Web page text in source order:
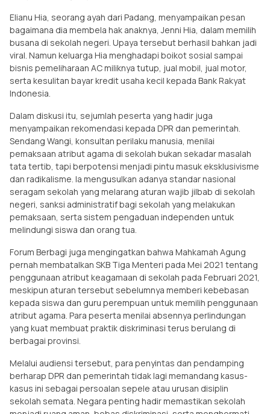
Elianu Hia, seorang ayah dari Padang, menyampaikan pesan
bagaimana dia membela hak anaknya, Jenni Hia, dalam memilih
busana di sekolah negeri. Upaya tersebut berhasil bahkan jadi
viral. Namun keluarga Hia menghadapi boikot sosial sampai
bisnis pemeliharaan AC miliknya tutup, jual mobil, jual motor,
serta kesulitan bayar kredit usaha kecil kepada Bank Rakyat
Indonesia.
Dalam diskusi itu, sejumlah peserta yang hadir juga
menyampaikan rekomendasi kepada DPR dan pemerintah.
Sendang Wangi, konsultan perilaku manusia, menilai
pemaksaan atribut agama di sekolah bukan sekadar masalah
tata tertib, tapi berpotensi menjadi pintu masuk eksklusivisme
dan radikalisme. Ia mengusulkan adanya standar nasional
seragam sekolah yang melarang aturan wajib jilbab di sekolah
negeri, sanksi administratif bagi sekolah yang melakukan
pemaksaan, serta sistem pengaduan independen untuk
melindungi siswa dan orang tua.
Forum Berbagi juga mengingatkan bahwa Mahkamah Agung
pernah membatalkan SKB Tiga Menteri pada Mei 2021 tentang
penggunaan atribut keagamaan di sekolah pada Februari 2021,
meskipun aturan tersebut sebelumnya memberi kebebasan
kepada siswa dan guru perempuan untuk memilih penggunaan
atribut agama. Para peserta menilai absennya perlindungan
yang kuat membuat praktik diskriminasi terus berulang di
berbagai provinsi.
Melalui audiensi tersebut, para penyintas dan pendamping
berharap DPR dan pemerintah tidak lagi memandang kasus-
kasus ini sebagai persoalan sepele atau urusan disiplin
sekolah semata. Negara penting hadir memastikan sekolah